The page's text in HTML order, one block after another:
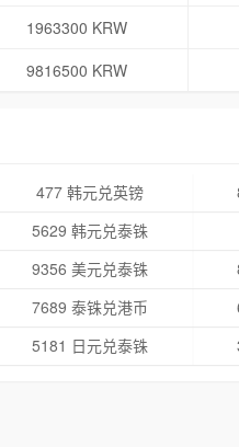
1963300 KRW
9816500 KRW
477 韩元兑英镑
5629 韩元兑泰铢
9356 美元兑泰铢
7689 泰铢兑港币
5181 日元兑泰铢